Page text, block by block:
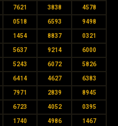
7621 3838 4578
0518 6593 9498
1454 8837 0321
5637 9214 6000
5243 6072 5826
6414 4627 6383
7971 2839 8945
6723 4052 0395
1740 4986 1467